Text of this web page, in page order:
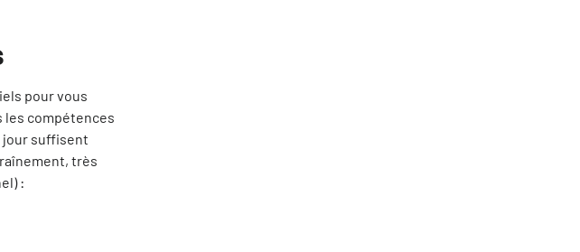
pour vous
les compétences
jour suffisent
très
: